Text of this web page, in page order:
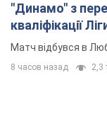
"Динамо" з
кваліфікації
Матч відбувся в
8 часов назад 2,3